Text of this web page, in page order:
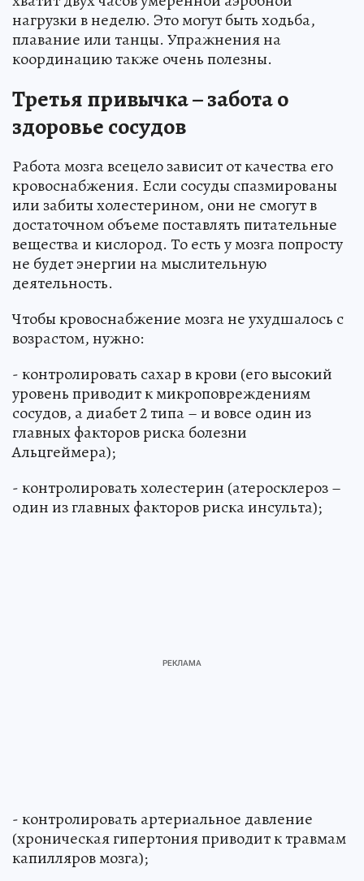
нагрузки в неделю. Это могут быть ходьба,
плавание или танцы. Упражнения на
координацию также очень полезны.
Третья привычка – забота о
здоровье сосудов
Работа мозга всецело зависит от качества его
кровоснабжения. Если сосуды спазмированы
или забиты холестерином, они не смогут в
достаточном объеме поставлять питательные
вещества и кислород. То есть у мозга попросту
не будет энергии на мыслительную
деятельность.
Чтобы кровоснабжение мозга не ухудшалось с
возрастом, нужно:
- контролировать сахар в крови (его высокий
уровень приводит к микроповреждениям
сосудов, а диабет 2 типа – и вовсе один из
главных факторов риска болезни
Альцгеймера);
- контролировать холестерин (атеросклероз –
один из главных факторов риска инсульта);
- контролировать артериальное давление
(хроническая гипертония приводит к травмам
капилляров мозга);